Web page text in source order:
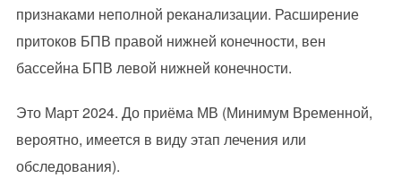
признаками неполной реканализации. Расширение
притоков БПВ правой нижней конечности, вен
бассейна БПВ левой нижней конечности.
Это Март 2024. До приёма МВ (Минимум Временной,
вероятно, имеется в виду этап лечения или
обследования).